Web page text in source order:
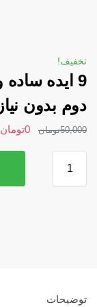
تخفیف!
9 ایده
دوم بدون
50,000تومان 0تومان
توضیحات